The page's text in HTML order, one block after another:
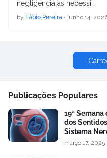
negligencia as necessi…
by Fábio Pereira • junho 14,
Publicações Populares
19ª
dos
Sistema
março 17, 2025